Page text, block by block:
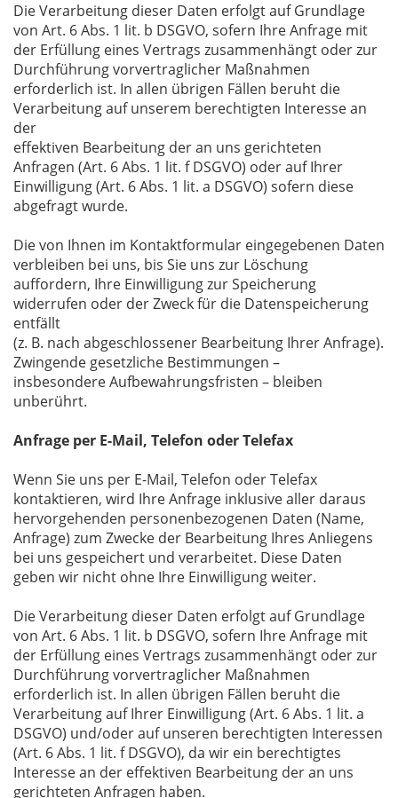
Die Verarbeitung dieser Daten erfolgt auf Grundlage
von Art. 6 Abs. 1 lit. b DSGVO, sofern Ihre Anfrage mit
der Erfüllung eines Vertrags zusammenhängt oder zur
Durchführung vorvertraglicher Maßnahmen
erforderlich ist. In allen übrigen Fällen beruht die
Verarbeitung auf unserem berechtigten Interesse an
der
effektiven Bearbeitung der an uns gerichteten
Anfragen (Art. 6 Abs. 1 lit. f DSGVO) oder auf Ihrer
Einwilligung (Art. 6 Abs. 1 lit. a DSGVO) sofern diese
abgefragt wurde.
Die von Ihnen im Kontaktformular eingegebenen Daten
verbleiben bei uns, bis Sie uns zur Löschung
auffordern, Ihre Einwilligung zur Speicherung
widerrufen oder der Zweck für die Datenspeicherung
entfällt
(z. B. nach abgeschlossener Bearbeitung Ihrer Anfrage).
Zwingende gesetzliche Bestimmungen –
insbesondere Aufbewahrungsfristen – bleiben
unberührt.
Anfrage per E-Mail, Telefon oder Telefax
Wenn Sie uns per E-Mail, Telefon oder Telefax
kontaktieren, wird Ihre Anfrage inklusive aller daraus
hervorgehenden personenbezogenen Daten (Name,
Anfrage) zum Zwecke der Bearbeitung Ihres Anliegens
bei uns gespeichert und verarbeitet. Diese Daten
geben wir nicht ohne Ihre Einwilligung weiter.
Die Verarbeitung dieser Daten erfolgt auf Grundlage
von Art. 6 Abs. 1 lit. b DSGVO, sofern Ihre Anfrage mit
der Erfüllung eines Vertrags zusammenhängt oder zur
Durchführung vorvertraglicher Maßnahmen
erforderlich ist. In allen übrigen Fällen beruht die
Verarbeitung auf Ihrer Einwilligung (Art. 6 Abs. 1 lit. a
DSGVO) und/oder auf unseren berechtigten Interessen
(Art. 6 Abs. 1 lit. f DSGVO), da wir ein berechtigtes
Interesse an der effektiven Bearbeitung der an uns
gerichteten Anfragen haben.